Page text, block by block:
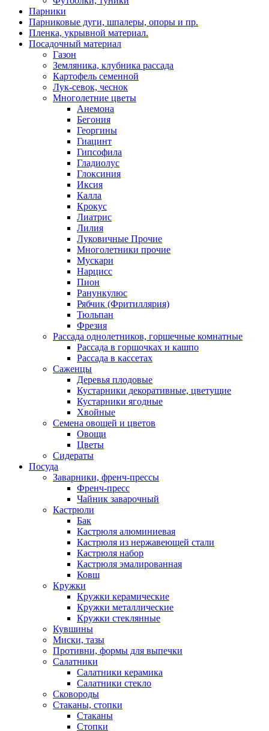
Парники
Парниковые дуги, шпалеры, опоры и пр.
Пленка, укрывной материал.
Посадочный материал
Газон
Земляника, клубника рассада
Картофель семенной
Лук-севок, чеснок
Многолетние цветы
Анемона
Бегония
Георгины
Гиацинт
Гипсофила
Гладиолус
Глоксиния
Иксия
Калла
Крокус
Лиатрис
Лилия
Луковичные Прочие
Многолетники прочие
Мускари
Нарцисс
Пион
Ранункулюс
Рябчик (Фритиллярия)
Тюльпан
Фрезия
Рассада однолетников, горшечные комнатные
Рассада в горшочках и кашпо
Рассада в кассетах
Саженцы
Деревья плодовые
Кустарники декоративные, цветущие
Кустарники ягодные
Хвойные
Семена овощей и цветов
Овощи
Цветы
Сидераты
Посуда
Заварники, френч-прессы
Френч-пресс
Чайник заварочный
Кастрюли
Бак
Кастрюля алюминиевая
Кастрюля из нержавеющей стали
Кастрюля набор
Кастрюля эмалированная
Ковш
Кружки
Кружки керамические
Кружки металлические
Кружки стеклянные
Кувшины
Миски, тазы
Противни, формы для выпечки
Салатники
Салатники керамика
Салатники стекло
Сковороды
Стаканы, стопки
Стаканы
Стопки